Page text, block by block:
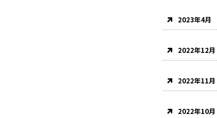
2023年4月
2022年12月
2022年11月
2022年10月